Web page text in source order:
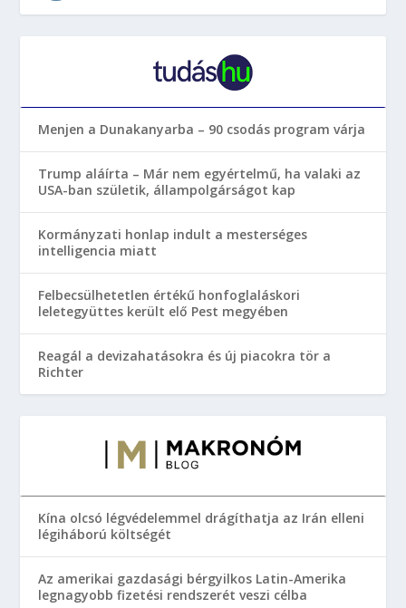
Menjen a Dunakanyarba – 90 csodás program várja
Trump aláírta – Már nem egyértelmű, ha valaki az
USA-ban születik, állampolgárságot kap
Kormányzati honlap indult a mesterséges
intelligencia miatt
Felbecsülhetetlen értékű honfoglaláskori
leletegyüttes került elő Pest megyében
Reagál a devizahatásokra és új piacokra tör a
Richter
Kína olcsó légvédelemmel drágíthatja az Irán elleni
légiháború költségét
Az amerikai gazdasági bérgyilkos Latin-Amerika
legnagyobb fizetési rendszerét veszi célba